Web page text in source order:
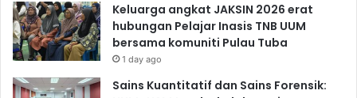
Keluarga angkat JAKSIN 2026 erat
hubungan Pelajar Inasis TNB UUM
bersama komuniti Pulau Tuba
1 day ago
Sains Kuantitatif dan Sains Forensik: